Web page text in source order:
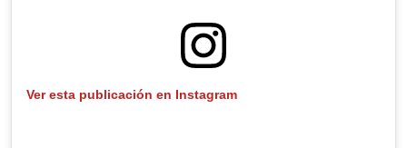
Ver esta publicación en Instagram